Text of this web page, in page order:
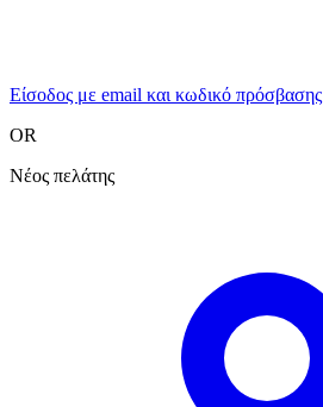
Είσοδος με email και κωδικό πρόσβασης
OR
Νέος πελάτης